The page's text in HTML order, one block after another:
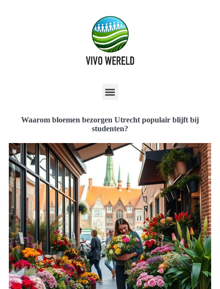
Waarom bloemen bezorgen Utrecht populair blijft bij
studenten?